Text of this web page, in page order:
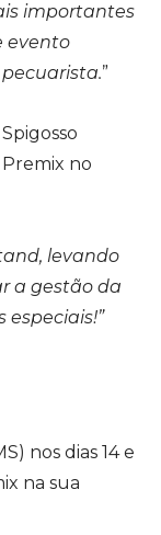
importantes
evento
”
no
levando
a gestão da
especiais!”
nos dias 14 e
na sua